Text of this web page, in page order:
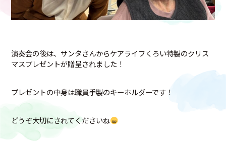
演奏会の後は、サンタさんからケアライフくろい特製のクリス
マスプレゼントが贈呈されました！
プレゼントの中身は職員手製のキーホルダーです！
どうぞ大切にされてくださいね